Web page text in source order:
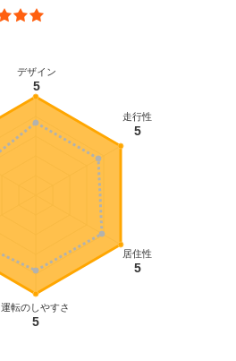
デザイン
5
走行性
5
居住性
5
運転のしやすさ
5